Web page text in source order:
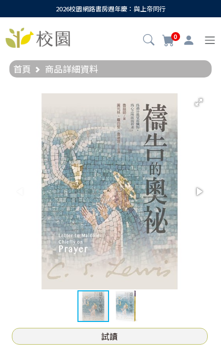
2026校園網路書房週年慶：與上帝同行
0
首頁 商品詳細資料
試讀